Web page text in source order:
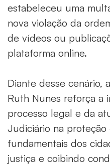
estabeleceu uma
nova violação da
de vídeos ou
plataforma online.
Diante desse cenário,
Ruth Nunes reforça a
processo legal e da
Judiciário na proteção
fundamentais dos
justiça e coibindo